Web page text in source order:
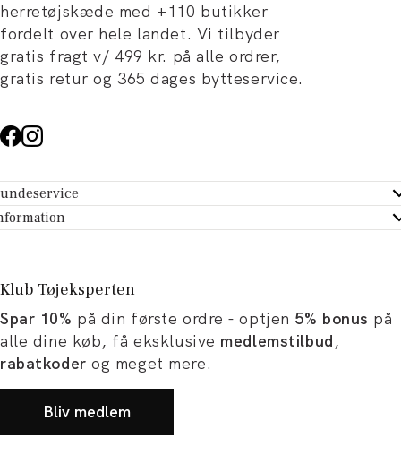
herretøjskæde med +110 butikker
fordelt over hele landet. Vi tilbyder
gratis fragt v/ 499 kr. på alle ordrer,
gratis retur og 365 dages bytteservice.
- Hjælpecenter
dit køb
Tøjeksperten
og artikler
og karriere
Klub Tøjeksperten
Spar 10% på din første ordre - optjen 5% bonus på
alle dine køb, få eksklusive medlemstilbud,
rabatkoder og meget mere.
Bliv medlem